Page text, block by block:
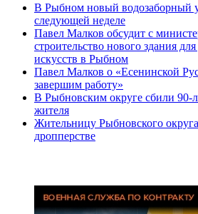
В Рыбном новый водозаборный
следующей неделе
Павел Малков обсудит с
строительство нового здания
искусств в Рыбном
Павел Малков о «Есенинской
завершим работу»
В Рыбновским округе сбили 90-
жителя
Жительницу Рыбновского
дропперстве